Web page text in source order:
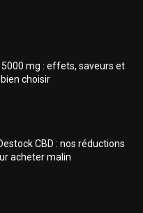
5000 mg : effets, saveurs et
choisir
CBD : nos réductions
acheter malin